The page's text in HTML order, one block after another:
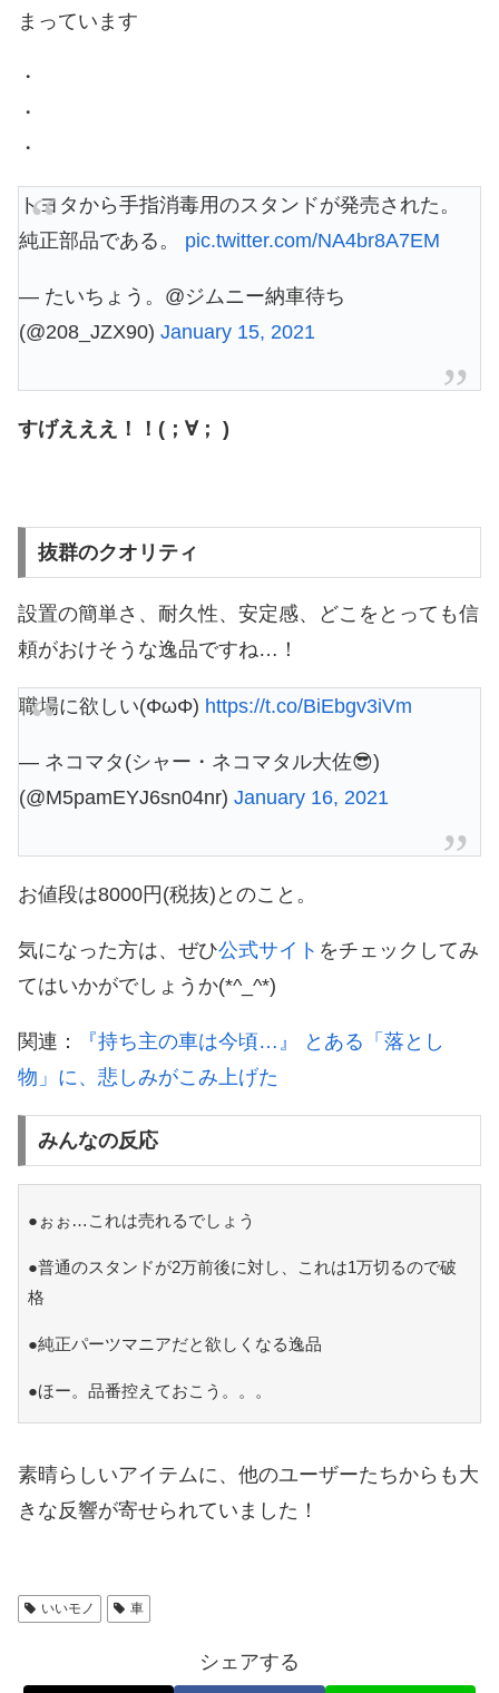
まっています
・
・
・
トヨタから手指消毒用のスタンドが発売された。
純正部品である。 pic.twitter.com/NA4br8A7EM
— たいちょう。@ジムニー納車待ち
(@208_JZX90) January 15, 2021
すげえええ！！(；∀； )
抜群のクオリティ
設置の簡単さ、耐久性、安定感、どこをとっても信
頼がおけそうな逸品ですね…！
職場に欲しい(ΦωΦ) https://t.co/BiEbgv3iVm
— ネコマタ(シャー・ネコマタル大佐😎)
(@M5pamEYJ6sn04nr) January 16, 2021
お値段は8000円(税抜)とのこと。
気になった方は、ぜひ公式サイト をチェックしてみ
てはいかがでしょうか(*^_^*)
関連：
『持ち主の車は今頃…』 とある「落とし
物」に、悲しみがこみ上げた
みんなの反応
●ぉぉ…これは売れるでしょう
●普通のスタンドが2万前後に対し、これは1万切るので破
格
●純正パーツマニアだと欲しくなる逸品
●ほー。品番控えておこう。。。
素晴らしいアイテムに、他のユーザーたちからも大
きな反響が寄せられていました！
いいモノ 車
シェアする